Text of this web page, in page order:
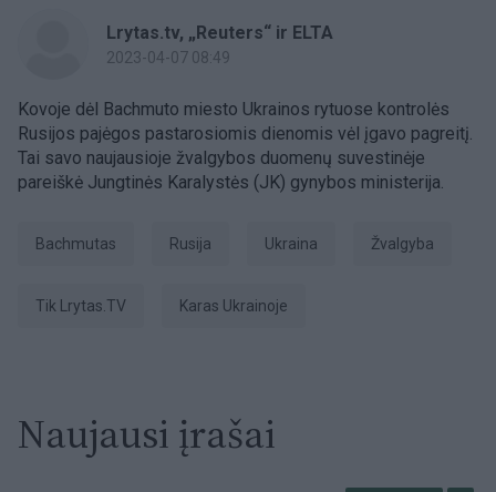
Lrytas.tv, „Reuters“ ir ELTA
2023-04-07 08:49
Kovoje dėl Bachmuto miesto Ukrainos rytuose kontrolės
Rusijos pajėgos pastarosiomis dienomis vėl įgavo pagreitį.
Tai savo naujausioje žvalgybos duomenų suvestinėje
pareiškė Jungtinės Karalystės (JK) gynybos ministerija.
Bachmutas Rusija Ukraina žvalgyba
tik Lrytas.TV karas Ukrainoje
Naujausi įrašai